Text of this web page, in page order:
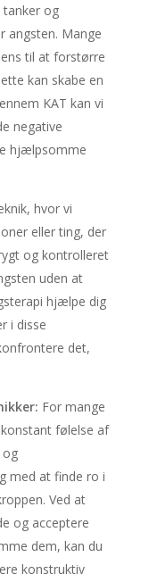
og
angsten. Mange
til at forstørre
kan skabe en
KAT kan vi
negative
hjælpsomme
hvor vi
eller ting, der
og kontrolleret
uden at
hjælpe dig
i disse
det,
For mange
følelse af
og
med at finde ro i
Ved at
og acceptere
dem, kan du
konstruktiv